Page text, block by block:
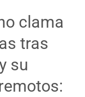
clama
tras
su